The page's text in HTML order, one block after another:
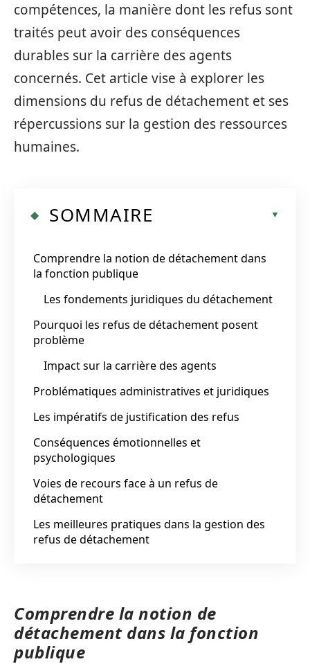
compétences, la manière dont les refus sont
traités peut avoir des conséquences
durables sur la carrière des agents
concernés. Cet article vise à explorer les
dimensions du refus de détachement et ses
répercussions sur la gestion des ressources
humaines.
SOMMAIRE
Comprendre la notion de détachement dans
la fonction publique
Les fondements juridiques du détachement
Pourquoi les refus de détachement posent
problème
Impact sur la carrière des agents
Problématiques administratives et juridiques
Les impératifs de justification des refus
Conséquences émotionnelles et
psychologiques
Voies de recours face à un refus de
détachement
Les meilleures pratiques dans la gestion des
refus de détachement
Comprendre la notion de
détachement dans la fonction
publique